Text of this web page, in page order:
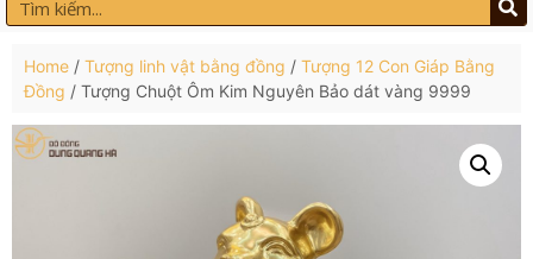
Home / Tượng linh vật bằng đồng / Tượng 12 Con Giáp Bằng
Đồng / Tượng Chuột Ôm Kim Nguyên Bảo dát vàng 9999